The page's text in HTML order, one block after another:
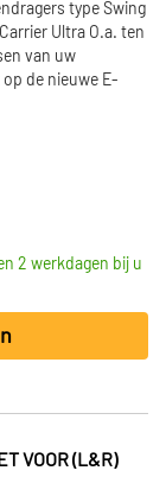
type Swing
Ultra O.a. ten
van uw
de nieuwe E-
2 werkdagen bij u
VOOR (L&R)